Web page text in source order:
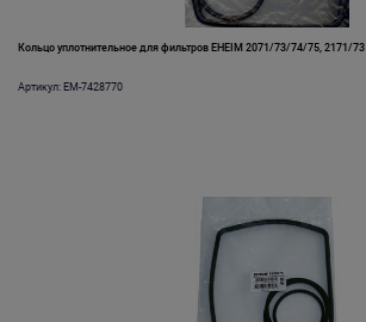
Кольцо уплотнительное для фильтров EHEIM 2071/73/74/75, 2171/73
Артикул: EM-7428770